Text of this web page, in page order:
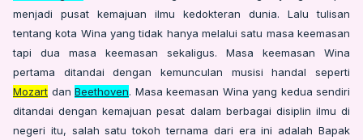
menjadi pusat kemajuan ilmu kedokteran dunia. Lalu tulisan
tentang kota Wina yang tidak hanya melalui satu masa keemasan
tapi dua masa keemasan sekaligus. Masa keemasan Wina
pertama ditandai dengan kemunculan musisi handal seperti
Mozart dan Beethoven. Masa keemasan Wina yang kedua sendiri
ditandai dengan kemajuan pesat dalam berbagai disiplin ilmu di
negeri itu, salah satu tokoh ternama dari era ini adalah Bapak